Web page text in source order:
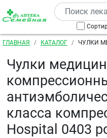
Перейти к основному
Строка навигации
ГЛАВНАЯ КАТАЛОГ
ЧУЛКИ
РАЗМЕР 4
Чулки
класса
Hospital 0403